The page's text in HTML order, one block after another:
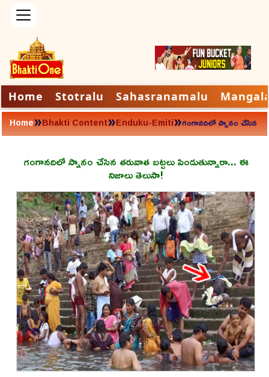
Home Stotralu Sahasranamalu
Home»Bhakti Content»Enduku-Emiti»గంగానదిలో స్నానం చేసిన
తరువాత బట్టలు
పిండుతున్నారా... ఈ
గంగానదిలో స్నానం చేసిన తరువాత బట్టలు పిండుతున్నారా... ఈ
నిజాలు తెలుసా!